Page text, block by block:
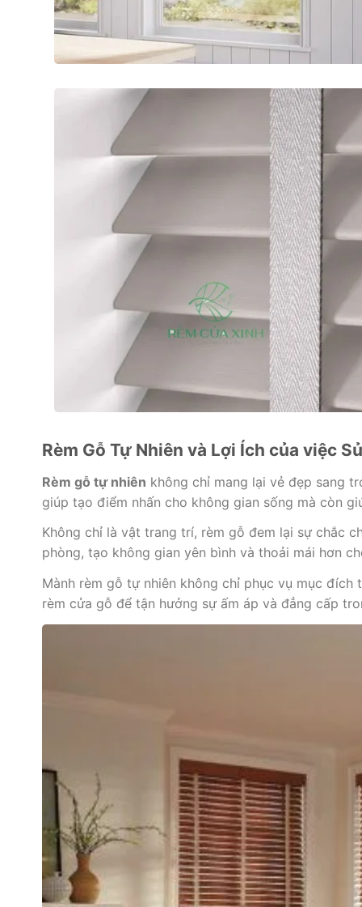
Rèm Gỗ Tự Nhiên và Lợi Ích của việc
Rèm gỗ tự nhiên không chỉ mang lại vẻ đẹp sang
giúp tạo điểm nhấn cho không gian sống mà còn
Không chỉ là vật trang trí, rèm gỗ đem lại sự chắc
phòng, tạo không gian yên bình và thoải mái hơn
Mành rèm gỗ tự nhiên không chỉ phục vụ mục
rèm cửa gỗ để tận hưởng sự ấm áp và đẳng cấp